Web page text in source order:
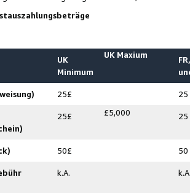
UK
Minimum
UK Maxium
25£ 25
25£ £5,000 25
50£ 50
k.A.